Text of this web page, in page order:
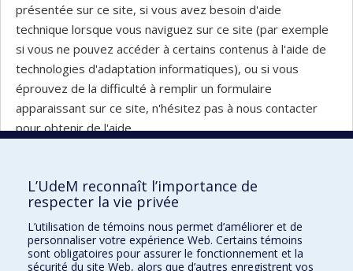
présentée sur ce site, si vous avez besoin d'aide
technique lorsque vous naviguez sur ce site (par exemple
si vous ne pouvez accéder à certains contenus à l'aide de
technologies d'adaptation informatiques), ou si vous
éprouvez de la difficulté à remplir un formulaire
apparaissant sur ce site, n'hésitez pas à nous contacter
pour obtenir de l'aide.
École d'architecture
École de design
École d'urbanisme et d'architecture de paysage
L’UdeM reconnaît l’importance de
respecter la vie privée
L’utilisation de témoins nous permet d’améliorer et de
personnaliser votre expérience Web. Certains témoins
sont obligatoires pour assurer le fonctionnement et la
sécurité du site Web, alors que d’autres enregistrent vos